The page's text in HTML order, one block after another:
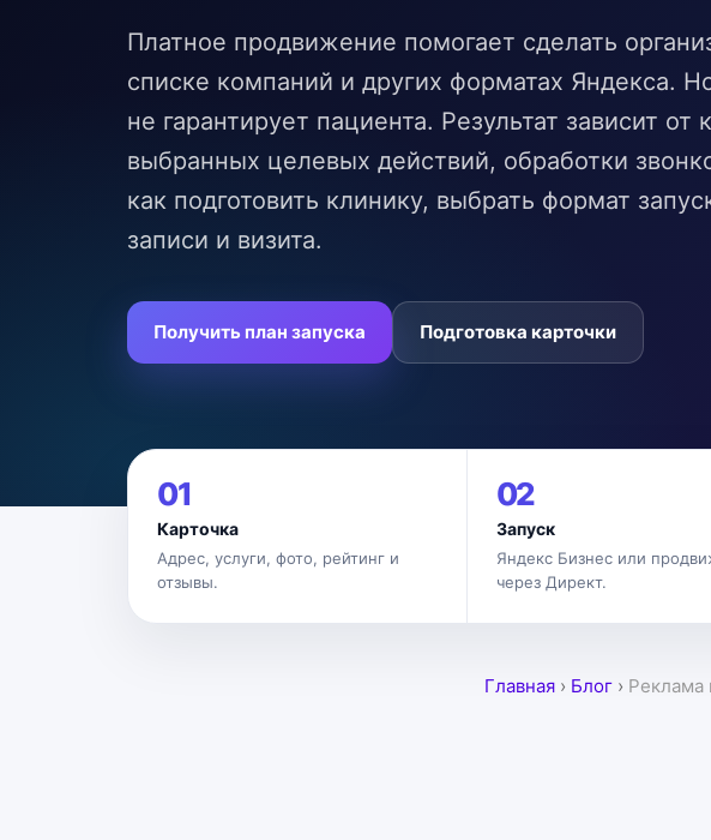
Платное продвижение помогает сделать
списке компаний и других форматах Яндекса.
не гарантирует пациента. Результат зависит от
выбранных целевых действий, обработки
как подготовить клинику, выбрать формат
записи и визита.
Получить план запуска Подготовка карточки
01
Карточка
Адрес, услуги, фото, рейтинг и
отзывы.
02
Запуск
Яндекс Бизнес или
через Директ.
Главная› Блог› Реклама